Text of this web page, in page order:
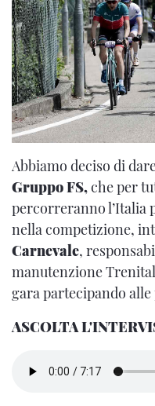
Abbiamo deciso di
Gruppo FS,che per
percorreranno l’Italia
nella competizione,
Carnevale,
manutenzione
gara partecipando
ASCOLTA